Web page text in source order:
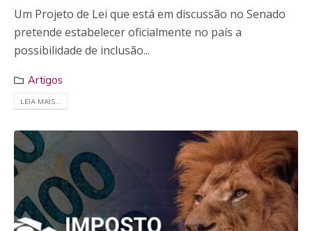
Um Projeto de Lei que está em discussão no Senado
pretende estabelecer oficialmente no país a
possibilidade de inclusão...
Artigos
LEIA MAIS...